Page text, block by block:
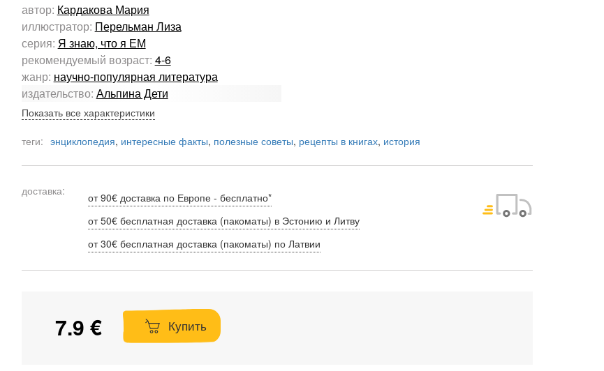
автор: Кардакова Мария
иллюстратор: Перельман Лиза
серия: Я знаю, что я ЕМ
рекомендуемый возраст: 4-6
жанр: научно-популярная литература
издательство: Альпина Дети
Показать все характеристики
теги: энциклопедия, интересные факты, полезные советы, рецепты в книгах, история
доставка:
от 90€ доставка по Европе - бесплатно*
от 50€ бесплатная доставка (пакоматы) в Эстонию и Литву
от 30€ бесплатная доставка (пакоматы) по Латвии
7.9 € Купить